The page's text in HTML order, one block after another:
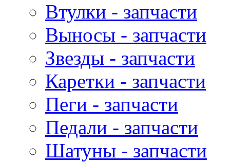
Втулки - запчасти
Выносы - запчасти
Звезды - запчасти
Каретки - запчасти
Пеги - запчасти
Педали - запчасти
Шатуны - запчасти